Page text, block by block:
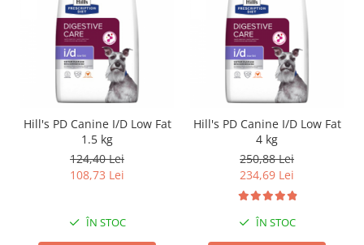
Hill's PD Canine I/D Low Fat
1.5 kg
124,40 Lei
108,73 Lei
ÎN STOC
Hill's PD Canine I/D Low Fat
4 kg
250,88 Lei
234,69 Lei
ÎN STOC